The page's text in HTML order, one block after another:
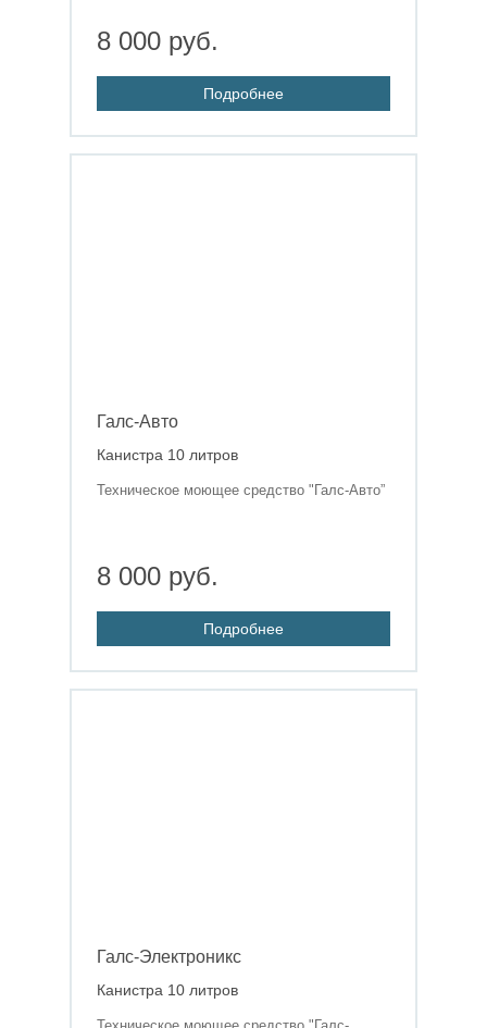
8 000 руб.
Подробнее
Галс-Авто
Канистра 10 литров
Техническое моющее средство "Галс-Авто”
8 000 руб.
Подробнее
Галс-Электроникс
Канистра 10 литров